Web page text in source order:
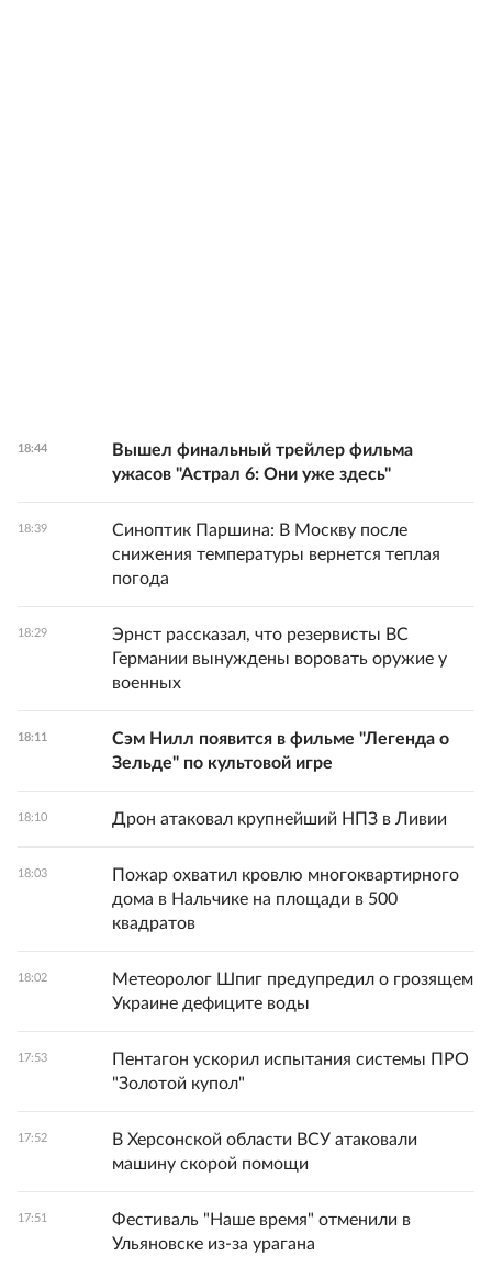
18:44
Вышел финальный трейлер фильма
ужасов "Астрал 6: Они уже здесь"
18:39
Синоптик Паршина: В Москву после
снижения температуры вернется теплая
погода
18:29
Эрнст рассказал, что резервисты ВС
Германии вынуждены воровать оружие у
военных
18:11
Сэм Нилл появится в фильме "Легенда о
Зельде" по культовой игре
18:10 Дрон атаковал крупнейший НПЗ в Ливии
18:03
Пожар охватил кровлю многоквартирного
дома в Нальчике на площади в 500
квадратов
18:02
Метеоролог Шпиг предупредил о грозящем
Украине дефиците воды
17:53
Пентагон ускорил испытания системы ПРО
"Золотой купол"
17:52
В Херсонской области ВСУ атаковали
машину скорой помощи
17:51
Фестиваль "Наше время" отменили в
Ульяновске из-за урагана